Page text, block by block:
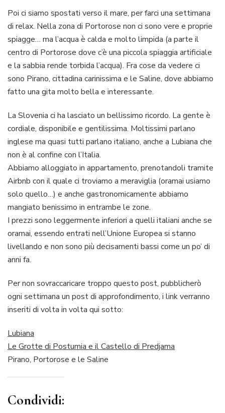
Poi ci siamo spostati verso il mare, per farci una settimana
di relax. Nella zona di Portorose non ci sono vere e proprie
spiagge… ma l’acqua è calda e molto limpida (a parte il
centro di Portorose dove c’è una piccola spiaggia artificiale
e la sabbia rende torbida l’acqua). Fra cose da vedere ci
sono Pirano, cittadina carinissima e le Saline, dove abbiamo
fatto una gita molto bella e interessante.
La Slovenia ci ha lasciato un bellissimo ricordo. La gente è
cordiale, disponibile e gentilissima. Moltissimi parlano
inglese ma quasi tutti parlano italiano, anche a Lubiana che
non è al confine con l’Italia.
Abbiamo alloggiato in appartamento, prenotandoli tramite
Airbnb con il quale ci troviamo a meraviglia (oramai usiamo
solo quello…) e anche gastronomicamente abbiamo
mangiato benissimo in entrambe le zone.
I prezzi sono leggermente inferiori a quelli italiani anche se
oramai, essendo entrati nell’Unione Europea si stanno
livellando e non sono più decisamenti bassi come un po’ di
anni fa.
Per non sovraccaricare troppo questo post, pubblicherò
ogni settimana un post di approfondimento, i link verranno
inseriti di volta in volta qui sotto:
Lubiana
Le Grotte di Postumia e il Castello di Predjama
Pirano, Portorose e le Saline
Condividi: